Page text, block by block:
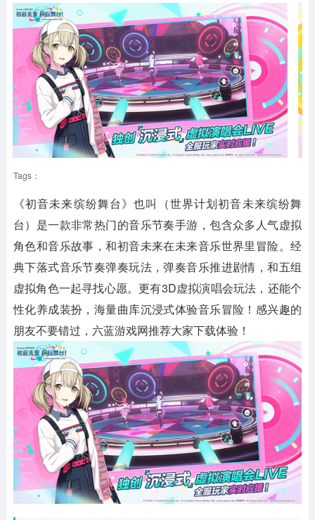
Tags：
《初音未来缤纷舞台》也叫（世界计划初音未来缤纷舞
台）是一款非常热门的音乐节奏手游，包含众多人气虚拟
角色和音乐故事，和初音未来在未来音乐世界里冒险。经
典下落式音乐节奏弹奏玩法，弹奏音乐推进剧情，和五组
虚拟角色一起寻找心愿。更有3D虚拟演唱会玩法，还能个
性化养成装扮，海量曲库沉浸式体验音乐冒险！感兴趣的
朋友不要错过，六蓝游戏网推荐大家下载体验！